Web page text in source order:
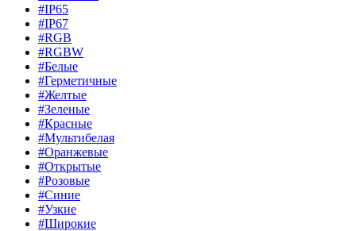
#IP65
#IP67
#RGB
#RGBW
#Белые
#Герметичные
#Желтые
#Зеленые
#Красные
#Мультибелая
#Оранжевые
#Открытые
#Розовые
#Синие
#Узкие
#Широкие